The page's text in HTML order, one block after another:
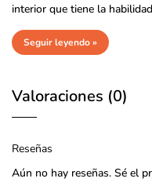
interior que tiene la
Seguir leyendo »
Valoraciones (0)
Reseñas
Aún no hay reseñas. Sé el